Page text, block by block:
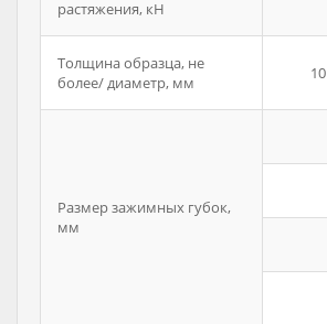
растяжения, кН
Толщина образца, не
более/ диаметр, мм
10
Размер зажимных губок,
мм